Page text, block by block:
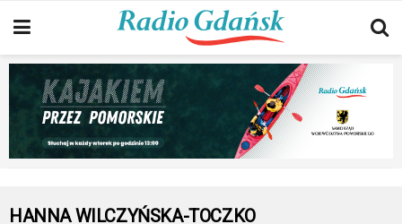
HANNA WILCZYŃSKA-TOCZKO